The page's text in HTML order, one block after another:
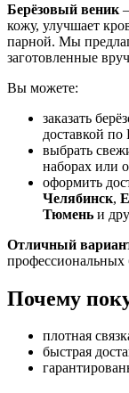
Берёзовый веник
кожу, улучшает
парной. Мы
заготовленные
Вы можете:
заказать
доставкой по
выбрать
наборах или
оформить
Челябинск,
Тюмень и
Отличный
Почему
плотная
быстрая